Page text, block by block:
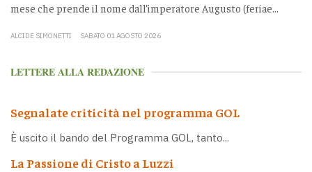
mese che prende il nome dall’imperatore Augusto (feriae...
ALCIDE SIMONETTI SABATO 01 AGOSTO 2026
LETTERE ALLA REDAZIONE
Segnalate criticità nel programma GOL
È uscito il bando del Programma GOL, tanto...
La Passione di Cristo a Luzzi